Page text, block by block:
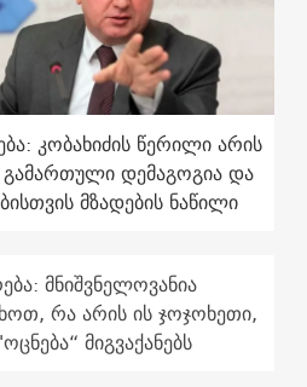
კობახიძის წერილი არის
დემაგოგია და
მზადების ნაწილი
მნიშვნელოვანია
რა არის ის ჯოჯოხეთი,
მიგვაქანებს